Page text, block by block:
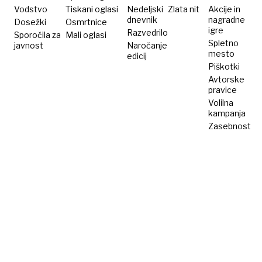
Vodstvo
Dosežki
Sporočila za
javnost
Tiskani oglasi
Osmrtnice
Mali oglasi
Nedeljski
dnevnik
Razvedrilo
Naročanje
edicij
Zlata nit
Akcije in
nagradne
igre
Spletno
mesto
Piškotki
Avtorske
pravice
Volilna
kampanja
Zasebnost